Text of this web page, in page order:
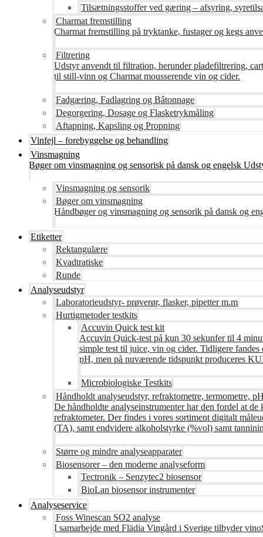
Tilsætningsstoffer ved gæring – afsyring,
Charmat fremstilling
Charmat fremstilling på tryktanke, fustager og kegs
Filtrering
Udstyr anvendt til filtration, herunder pladefiltrering,
til still-vinn og Charmat mousserende vin og cider.
Fadgæring, Fadlagring og Bâtonnage
Degorgering, Dosage og Flasketrykmåling
Aftapning, Kapsling og Propning
Vinfejl – forebyggelse og behandling
Vinsmagning
Bøger om vinsmagning og sensorisk på dansk og engelsk
Vinsmagning og sensorik
Bøger om vinsmagning
Håndbøger og vinsmagning og sensorik på dansk og
Etiketter
Rektangulære
Kvadtratiske
Runde
Analyseudstyr
Laboratorieudstyr- prøverør, flasker, pipetter m.m
Hurtigmetoder testkits
Accuvin Quick test kit
Accuvin Quick-test på kun 30 sekunfer til 4
simple test til juice, vin og cider. Tidligere
pH, men på nuværende tidspunkt produceres
Microbiologiske Testkits
Håndholdt analyseudstyr, refraktometre, termometre,
De håndholdte analyseinstrumenter har den fordel at
refraktometer. Der findes i vores sortiment digitalt
(TA), samt endvidere alkoholstyrke (%vol) samt
Større og mindre analyseapparater
Biosensorer – den moderne analyseform
Tectronik – Senzytec2 biosensor
BioLan biosensor instrumenter
Analyseservice
Foss Winescan SO2 analyse
I samarbejde med Flädia Vingård i Sverige tilbyder